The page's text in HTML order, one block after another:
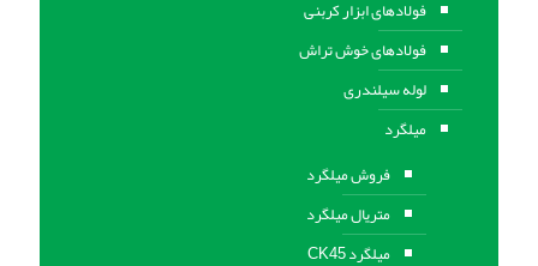
فولادهای ابزار کربنی
فولادهای خوش تراش
لوله سیلندری
میلگرد
فروش میلگرد
متریال میلگرد
میلگرد CK45